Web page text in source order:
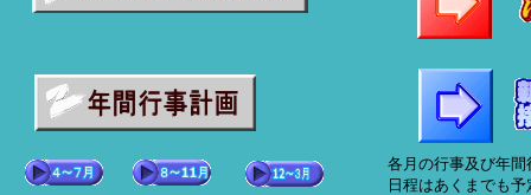
各月の行事及び年間
日程はあくまでも